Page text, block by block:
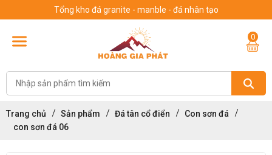
Tổng kho đá granite - manble - đá nhân tạo
0
Trang chủ Sản phẩm Đá tân cổ điển
Con sơn đá
con sơn đá 06